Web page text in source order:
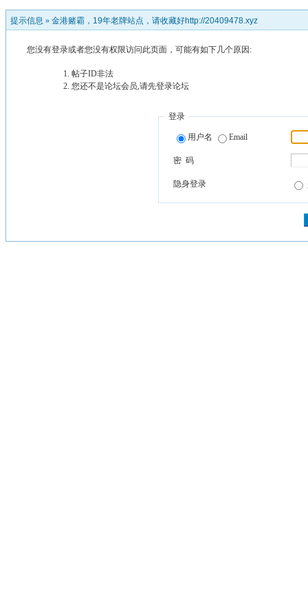
提示信息 » 金港赌霸，19年老牌站点，请收藏好http://20409478.xyz
您没有登录或者您没有权限访问此页面，可能有如下几个原因:
帖子ID非法
您还不是论坛会员,请先登录论坛
登录
用户名 Email
密 码
隐身登录